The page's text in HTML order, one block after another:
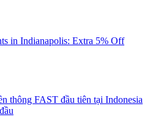
in Indianapolis: Extra 5% Off
thông FAST đầu tiên tại Indonesia